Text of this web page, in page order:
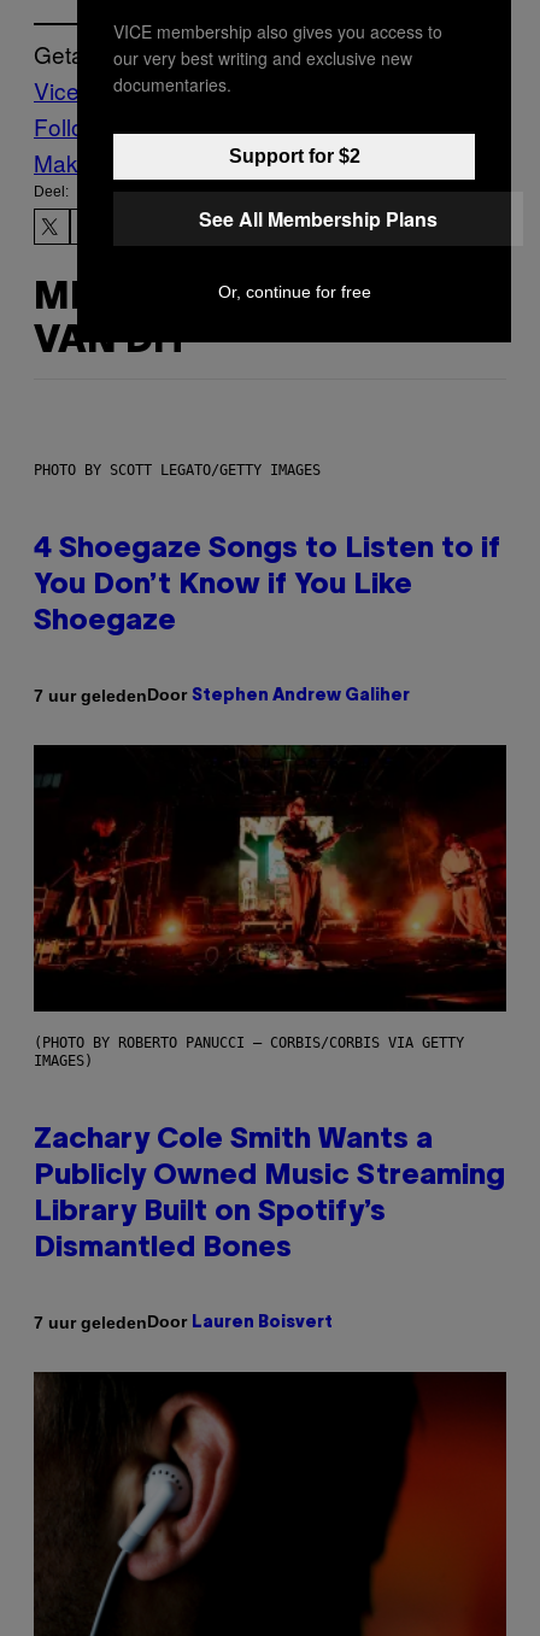
Getagd:
Vice Blog
Follow Us On Discover
Make Us Preferred In Top Stories
Deel:
MEER
VAN DIT
PHOTO BY SCOTT LEGATO/GETTY IMAGES
4 Shoegaze Songs to Listen to if
You Don’t Know if You Like
Shoegaze
7 uur geledenDoor Stephen Andrew Galiher
(PHOTO BY ROBERTO PANUCCI – CORBIS/CORBIS VIA GETTY
IMAGES)
Zachary Cole Smith Wants a
Publicly Owned Music Streaming
Library Built on Spotify’s
Dismantled Bones
7 uur geledenDoor Lauren Boisvert
VICE membership also gives you access to
our very best writing and exclusive new
documentaries.
Support for $2
See All Membership Plans
Or, continue for free